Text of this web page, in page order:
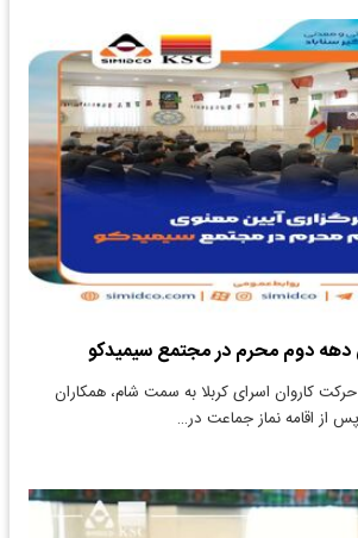
دهه دوم محرم در مجتمع سیمیدکو
کاروان اسرای کربلا به سمت شام، همکاران
از اقامه نماز جماعت در…